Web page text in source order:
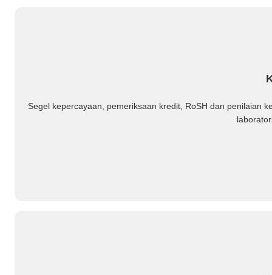
Segel kepercayaan, pemeriksaan kredit, RoSH dan penilaian